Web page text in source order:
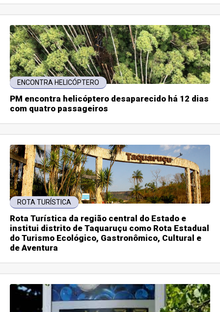
ENCONTRA HELICÓPTERO
PM encontra helicóptero desaparecido há 12 dias
com quatro passageiros
ROTA TURÍSTICA
Rota Turística da região central do Estado e
institui distrito de Taquaruçu como Rota Estadual
do Turismo Ecológico, Gastronômico, Cultural e
de Aventura